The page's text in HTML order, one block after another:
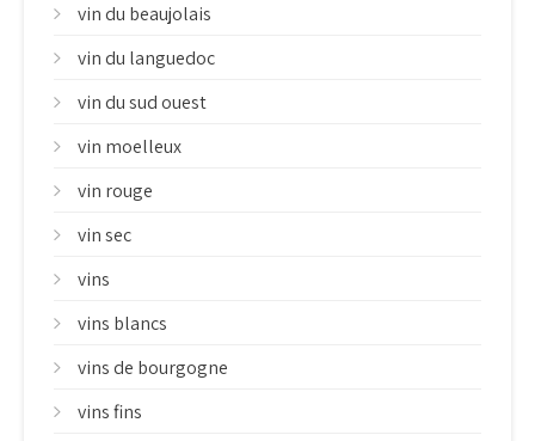
vin du beaujolais
vin du languedoc
vin du sud ouest
vin moelleux
vin rouge
vin sec
vins
vins blancs
vins de bourgogne
vins fins